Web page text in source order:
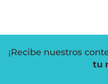
¡Recibe nuestros
tu